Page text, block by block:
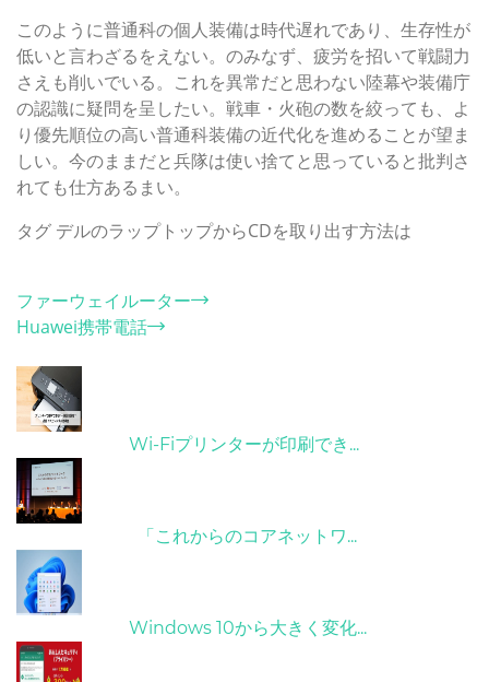
このように普通科の個人装備は時代遅れであり、生存性が
低いと言わざるをえない。のみなず、疲労を招いて戦闘力
さえも削いでいる。これを異常だと思わない陸幕や装備庁
の認識に疑問を呈したい。戦車・火砲の数を絞っても、よ
り優先順位の高い普通科装備の近代化を進めることが望ま
しい。今のままだと兵隊は使い捨てと思っていると批判さ
れても仕方あるまい。
タグ デルのラップトップからCDを取り出す方法は
ファーウェイルーター
Huawei携帯電話
Wi-Fiプリンターが印刷でき...
「これからのコアネットワ...
Windows 10から大きく変化...